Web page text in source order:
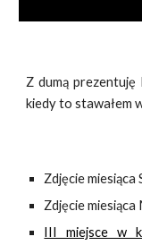
Z dumą prezentuję
kiedy to stawałem
Zdjęcie
Zdjęcie
III miejsce w